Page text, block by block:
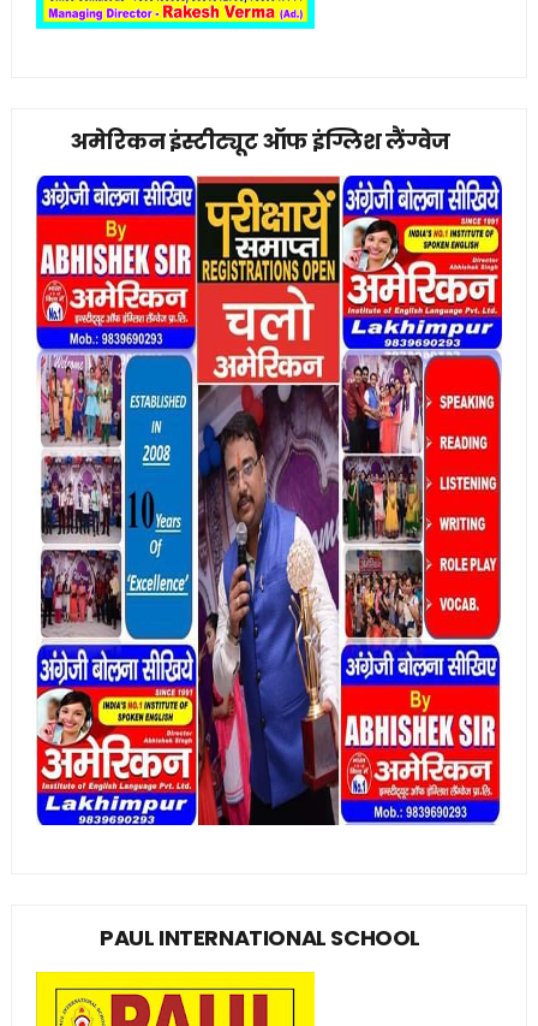
अमेरिकन इंस्टीट्यूट ऑफ इंग्लिश लैंग्वेज
PAUL INTERNATIONAL SCHOOL